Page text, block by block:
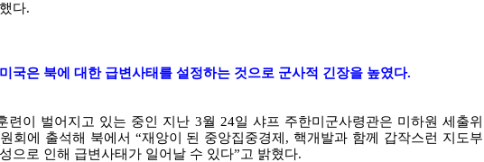
다.
국은 북에 대한 급변사태를 설정하는 것으로 군사적 긴장을 높였다.
련이 벌어지고 있는 중인 지난 3월 24일 샤프 주한미군사령관은 미하원 세출위
회에 출석해 북에서 “재앙이 된 중앙집중경제, 핵개발과 함께 갑작스런 지도부
으로 인해 급변사태가 일어날 수 있다”고 밝혔다.